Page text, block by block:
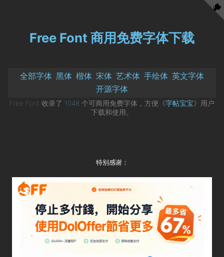
Free Font 商用免费字体下载
全部字体 黑体 楷体 宋体 艺术体 手绘体 英文字体
开源字体
Free Font 收录了 1048 个可商用免费字体，方便《字帖宝宝》用户
下载和使用。
特别感谢：